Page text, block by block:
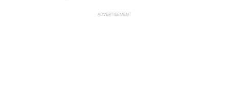
ADVERTISEMENT